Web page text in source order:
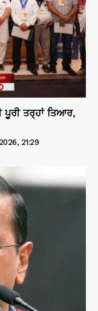
ਪੂਰੀ ਤਰ੍ਹਾਂ ਤਿਆਰ,
21:29